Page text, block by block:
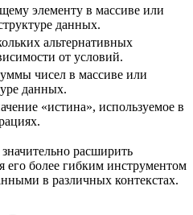
элементу в массиве или
данных.
альтернативных
от условий.
чисел в массиве или
данных.
«истина», используемое в
расширить
его более гибким инструментом
в различных контекстах.